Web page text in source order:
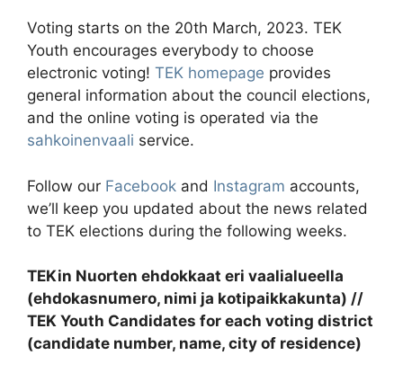
Voting starts on the 20th March, 2023. TEK
Youth encourages everybody to choose
electronic voting! TEK homepage provides
general information about the council elections,
and the online voting is operated via the
sahkoinenvaali service.
Follow our Facebook and Instagram accounts,
we’ll keep you updated about the news related
to TEK elections during the following weeks.
TEKin Nuorten ehdokkaat eri vaalialueella
(ehdokasnumero, nimi ja kotipaikkakunta) //
TEK Youth Candidates for each voting district
(candidate number, name, city of residence)